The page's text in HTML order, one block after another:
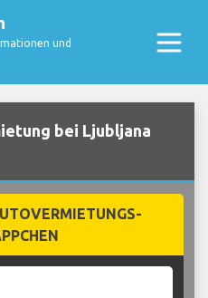
und
bei Ljubljana